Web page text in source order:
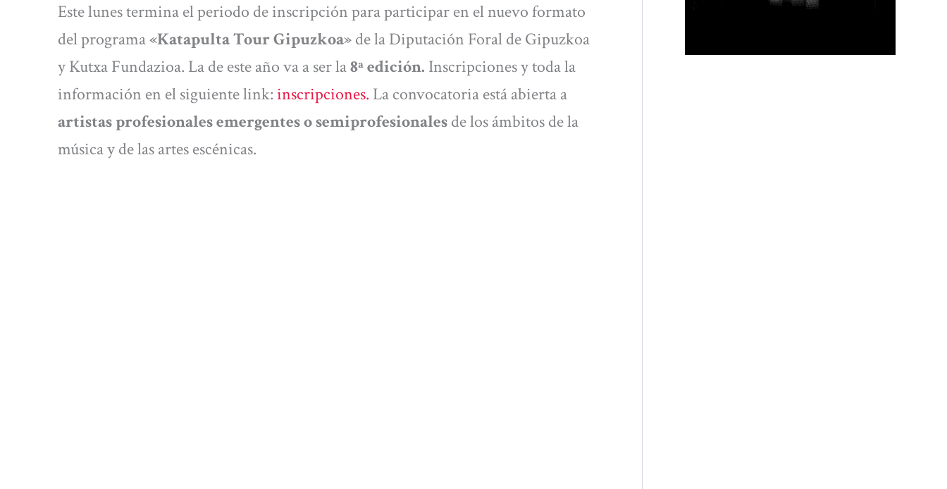
Este lunes termina el periodo de inscripción para participar en el nuevo formato
del programa«Katapulta Tour Gipuzkoa»de la Diputación Foral de Gipuzkoa
y Kutxa Fundazioa. La de este año va a ser la8ª edición. Inscripciones y toda la
información en el siguiente link:inscripciones. La convocatoria está abierta a
artistas profesionales emergentes o semiprofesionalesde los ámbitos de la
música y de las artes escénicas.